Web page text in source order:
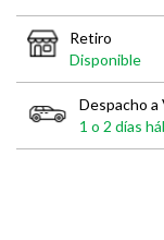
Retiro
Disponible
Despacho a
1 o 2 días